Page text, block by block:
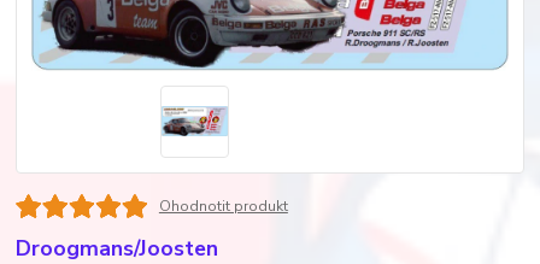
Ohodnotit produkt
Droogmans/Joosten